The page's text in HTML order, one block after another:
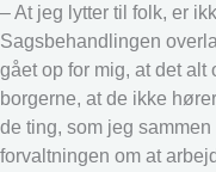
– At jeg lytter til folk, er
Sagsbehandlingen
gået op for mig, at det alt
borgerne, at de ikke
de ting, som jeg
forvaltningen om at